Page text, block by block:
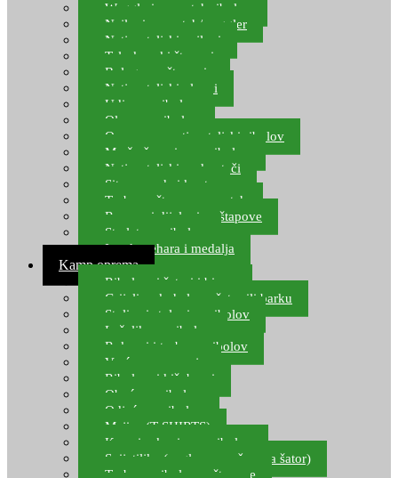
Waggleri za match ribolov
Najloni za match/waggler
Natjecateljski najloni
Teleskopski štapovi
Bolognese štapovi
Natjecateljski plovci
Udice za ribolov
Olovo za ribolov
Oprema za natjecateljski ribolov
Mreže čuvarice za ribolov
Natjecateljski podmetači
Sito, posude i kante
Torbe za štapove – match
Rezervni dijelovi za štapove
Starlete za ribolov
Izrada pehara i medalja
Kamp oprema
Ribolovni šatori i bivvy
Grijalice, kuhala za šator ili barku
Stolice i stolovi za ribolov
Ležaljke za ribolov
Ruksaci i torbe za ribolov
Vreće za spavanje
Ribolovni kišobrani
Obuća za ribolov
Odjeća za ribolov
Majice (T-SHIRTS)
Kape i rukavice za ribolov
Svijetiljke (naglavne, ručne, za šator)
Torbe za ribolovne štapove